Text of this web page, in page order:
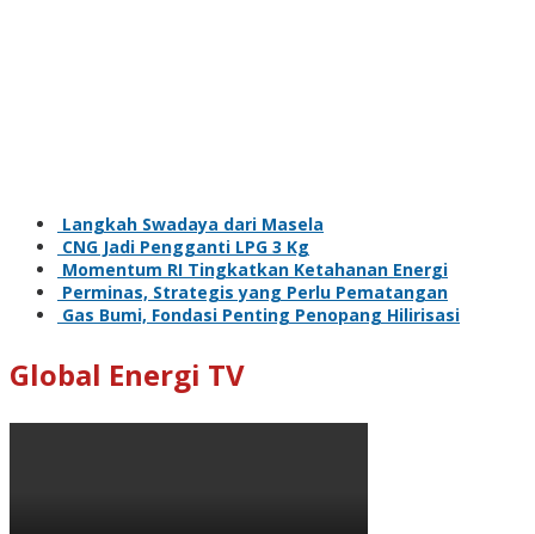
Langkah Swadaya dari Masela
CNG Jadi Pengganti LPG 3 Kg
Momentum RI Tingkatkan Ketahanan Energi
Perminas, Strategis yang Perlu Pematangan
Gas Bumi, Fondasi Penting Penopang Hilirisasi
Global Energi TV